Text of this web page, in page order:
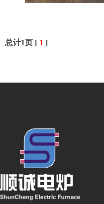
总计1页 [ 1 ]